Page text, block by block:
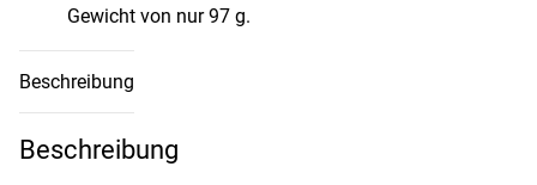
Gewicht von nur 97 g.
Beschreibung
Beschreibung